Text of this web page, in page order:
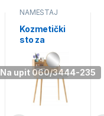
Na upit 060/3444-235
NAMEŠTAJ
Kozmetički
sto za
šminku sa
ogledalom i
fiokom bela
drvo
(PHO7865)